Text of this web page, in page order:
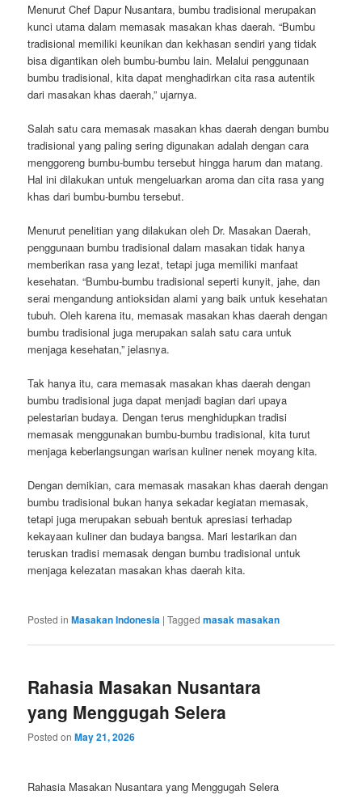
Menurut Chef Dapur Nusantara, bumbu tradisional merupakan
kunci utama dalam memasak masakan khas daerah. “Bumbu
tradisional memiliki keunikan dan kekhasan sendiri yang tidak
bisa digantikan oleh bumbu-bumbu lain. Melalui penggunaan
bumbu tradisional, kita dapat menghadirkan cita rasa autentik
dari masakan khas daerah,” ujarnya.
Salah satu cara memasak masakan khas daerah dengan bumbu
tradisional yang paling sering digunakan adalah dengan cara
menggoreng bumbu-bumbu tersebut hingga harum dan matang.
Hal ini dilakukan untuk mengeluarkan aroma dan cita rasa yang
khas dari bumbu-bumbu tersebut.
Menurut penelitian yang dilakukan oleh Dr. Masakan Daerah,
penggunaan bumbu tradisional dalam masakan tidak hanya
memberikan rasa yang lezat, tetapi juga memiliki manfaat
kesehatan. “Bumbu-bumbu tradisional seperti kunyit, jahe, dan
serai mengandung antioksidan alami yang baik untuk kesehatan
tubuh. Oleh karena itu, memasak masakan khas daerah dengan
bumbu tradisional juga merupakan salah satu cara untuk
menjaga kesehatan,” jelasnya.
Tak hanya itu, cara memasak masakan khas daerah dengan
bumbu tradisional juga dapat menjadi bagian dari upaya
pelestarian budaya. Dengan terus menghidupkan tradisi
memasak menggunakan bumbu-bumbu tradisional, kita turut
menjaga keberlangsungan warisan kuliner nenek moyang kita.
Dengan demikian, cara memasak masakan khas daerah dengan
bumbu tradisional bukan hanya sekadar kegiatan memasak,
tetapi juga merupakan sebuah bentuk apresiasi terhadap
kekayaan kuliner dan budaya bangsa. Mari lestarikan dan
teruskan tradisi memasak dengan bumbu tradisional untuk
menjaga kelezatan masakan khas daerah kita.
Posted in Masakan Indonesia |Tagged masak masakan
Rahasia Masakan Nusantara
yang Menggugah Selera
Posted onMay 21, 2026
Rahasia Masakan Nusantara yang Menggugah Selera